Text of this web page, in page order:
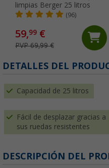
limpias Berger 25 litros
(96)
59,99 €
PVP 69,99 €
DETALLES DEL
Capacidad de 25 litros
Fácil de desplazar gracias a
sus ruedas resistentes
DESCRIPCIÓN DEL